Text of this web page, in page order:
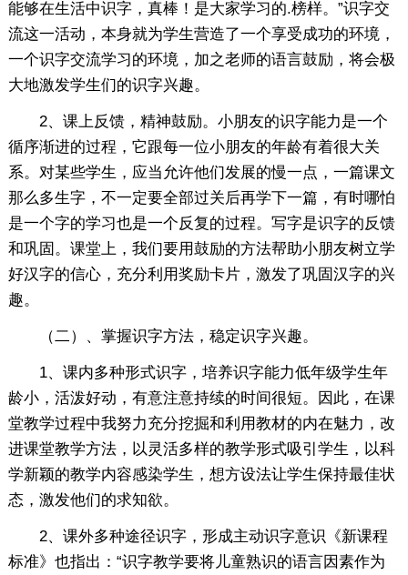
能够在生活中识字，真棒！是大家学习的.榜样。”识字交
流这一活动，本身就为学生营造了一个享受成功的环境，
一个识字交流学习的环境，加之老师的语言鼓励，将会极
大地激发学生们的识字兴趣。
2、课上反馈，精神鼓励。小朋友的识字能力是一个
循序渐进的过程，它跟每一位小朋友的年龄有着很大关
系。对某些学生，应当允许他们发展的慢一点，一篇课文
那么多生字，不一定要全部过关后再学下一篇，有时哪怕
是一个字的学习也是一个反复的过程。写字是识字的反馈
和巩固。课堂上，我们要用鼓励的方法帮助小朋友树立学
好汉字的信心，充分利用奖励卡片，激发了巩固汉字的兴
趣。
（二）、掌握识字方法，稳定识字兴趣。
1、课内多种形式识字，培养识字能力低年级学生年
龄小，活泼好动，有意注意持续的时间很短。因此，在课
堂教学过程中我努力充分挖掘和利用教材的内在魅力，改
进课堂教学方法，以灵活多样的教学形式吸引学生，以科
学新颖的教学内容感染学生，想方设法让学生保持最佳状
态，激发他们的求知欲。
2、课外多种途径识字，形成主动识字意识《新课程
标准》也指出：“识字教学要将儿童熟识的语言因素作为